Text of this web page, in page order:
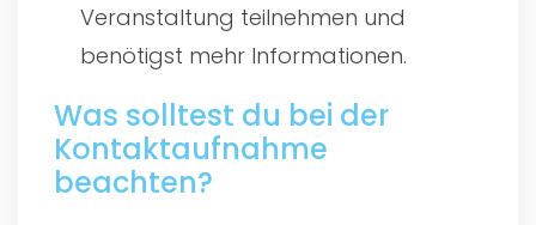
Veranstaltung teilnehmen und
benötigst mehr Informationen.
Was solltest du bei der
Kontaktaufnahme
beachten?